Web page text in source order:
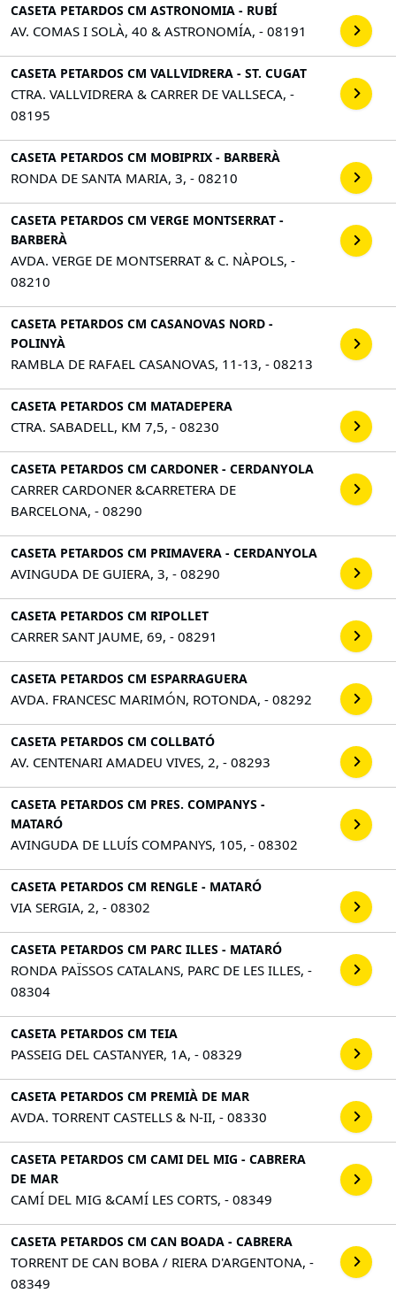
CASETA PETARDOS CM ASTRONOMIA - RUBÍ
AV. COMAS I SOLÀ, 40 & ASTRONOMÍA, - 08191
CASETA PETARDOS CM VALLVIDRERA - ST. CUGAT
CTRA. VALLVIDRERA & CARRER DE VALLSECA, -
08195
CASETA PETARDOS CM MOBIPRIX - BARBERÀ
RONDA DE SANTA MARIA, 3, - 08210
CASETA PETARDOS CM VERGE MONTSERRAT -
BARBERÀ
AVDA. VERGE DE MONTSERRAT & C. NÀPOLS, -
08210
CASETA PETARDOS CM CASANOVAS NORD -
POLINYÀ
RAMBLA DE RAFAEL CASANOVAS, 11-13, - 08213
CASETA PETARDOS CM MATADEPERA
CTRA. SABADELL, KM 7,5, - 08230
CASETA PETARDOS CM CARDONER - CERDANYOLA
CARRER CARDONER &CARRETERA DE
BARCELONA, - 08290
CASETA PETARDOS CM PRIMAVERA - CERDANYOLA
AVINGUDA DE GUIERA, 3, - 08290
CASETA PETARDOS CM RIPOLLET
CARRER SANT JAUME, 69, - 08291
CASETA PETARDOS CM ESPARRAGUERA
AVDA. FRANCESC MARIMÓN, ROTONDA, - 08292
CASETA PETARDOS CM COLLBATÓ
AV. CENTENARI AMADEU VIVES, 2, - 08293
CASETA PETARDOS CM PRES. COMPANYS -
MATARÓ
AVINGUDA DE LLUÍS COMPANYS, 105, - 08302
CASETA PETARDOS CM RENGLE - MATARÓ
VIA SERGIA, 2, - 08302
CASETA PETARDOS CM PARC ILLES - MATARÓ
RONDA PAÏSSOS CATALANS, PARC DE LES ILLES, -
08304
CASETA PETARDOS CM TEIA
PASSEIG DEL CASTANYER, 1A, - 08329
CASETA PETARDOS CM PREMIÀ DE MAR
AVDA. TORRENT CASTELLS & N-II, - 08330
CASETA PETARDOS CM CAMI DEL MIG - CABRERA
DE MAR
CAMÍ DEL MIG &CAMÍ LES CORTS, - 08349
CASETA PETARDOS CM CAN BOADA - CABRERA
TORRENT DE CAN BOBA / RIERA D'ARGENTONA, -
08349